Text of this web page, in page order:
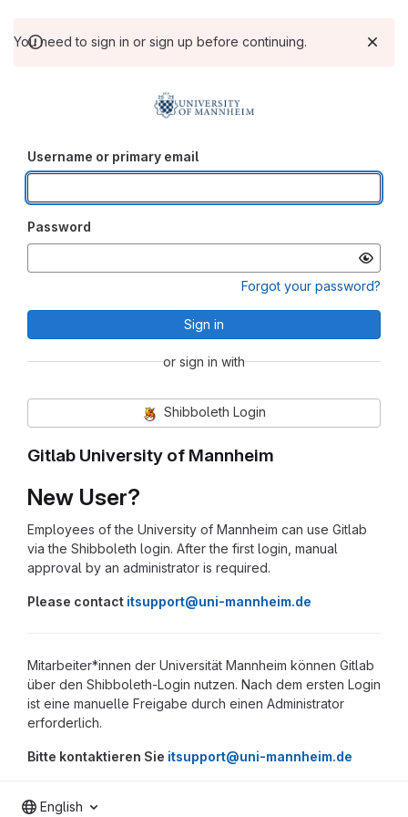
You need to sign in or sign up before continuing.
Gitlab University of Mannheim
New User?
Employees of the University of Mannheim can use Gitlab
via the Shibboleth login. After the first login, manual
approval by an administrator is required.
Please contact itsupport@uni-mannheim.de
Mitarbeiter*innen der Universität Mannheim können Gitlab
über den Shibboleth-Login nutzen. Nach dem ersten Login
ist eine manuelle Freigabe durch einen Administrator
erforderlich.
Bitte kontaktieren Sie itsupport@uni-mannheim.de
Username or primary email
Password
Forgot your password?
Sign in
or sign in with
Shibboleth Login
English